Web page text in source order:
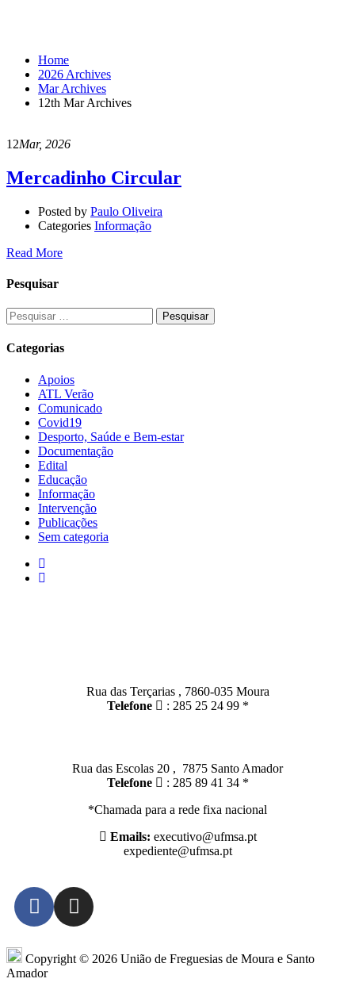
Home
2026 Archives
Mar Archives
12th Mar Archives
12Mar, 2026
Mercadinho Circular
Posted by Paulo Oliveira
Categories Informação
Read More
Pesquisar
Categorias
Apoios
ATL Verão
Comunicado
Covid19
Desporto, Saúde e Bem-estar
Documentação
Edital
Educação
Informação
Intervenção
Publicações
Sem categoria
Rua das Terçarias , 7860-035 Moura
Telefone
: 285 25 24 99 *
Rua das Escolas 20 , 7875 Santo Amador
Telefone
: 285 89 41 34 *
*Chamada para a rede fixa nacional
Emails: executivo@ufmsa.pt
expediente@ufmsa.pt
Copyright © 2026 União de Freguesias de Moura e Santo
Amador